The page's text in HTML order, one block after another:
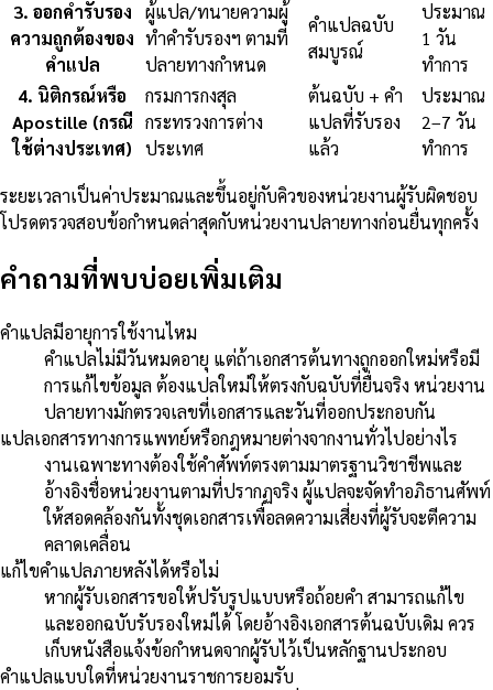
3. ออกคำรับรอง
ความถูกต้องของ
คำแปล
ผู้แปล/ทนายความผู้
ทำคำรับรองฯ ตามที่
ปลายทางกำหนด
คำแปลฉบับ
สมบูรณ์
ประมาณ
1 วัน
ทำการ
4. นิติกรณ์หรือ
Apostille (กรณี
ใช้ต่างประเทศ)
กรมการกงสุล
กระทรวงการต่าง
ประเทศ
ต้นฉบับ + คำ
แปลที่รับรอง
แล้ว
ประมาณ
2–7 วัน
ทำการ
ระยะเวลาเป็นค่าประมาณและขึ้นอยู่กับคิวของหน่วยงานผู้รับผิดชอบ
โปรดตรวจสอบข้อกำหนดล่าสุดกับหน่วยงานปลายทางก่อนยื่นทุกครั้ง
คำถามที่พบบ่อยเพิ่มเติม
คำแปลมีอายุการใช้งานไหม
คำแปลไม่มีวันหมดอายุ แต่ถ้าเอกสารต้นทางถูกออกใหม่หรือมี
การแก้ไขข้อมูล ต้องแปลใหม่ให้ตรงกับฉบับที่ยื่นจริง หน่วยงาน
ปลายทางมักตรวจเลขที่เอกสารและวันที่ออกประกอบกัน
แปลเอกสารทางการแพทย์หรือกฎหมายต่างจากงานทั่วไปอย่างไร
งานเฉพาะทางต้องใช้คำศัพท์ตรงตามมาตรฐานวิชาชีพและ
อ้างอิงชื่อหน่วยงานตามที่ปรากฏจริง ผู้แปลจะจัดทำอภิธานศัพท์
ให้สอดคล้องกันทั้งชุดเอกสารเพื่อลดความเสี่ยงที่ผู้รับจะตีความ
คลาดเคลื่อน
แก้ไขคำแปลภายหลังได้หรือไม่
หากผู้รับเอกสารขอให้ปรับรูปแบบหรือถ้อยคำ สามารถแก้ไข
และออกฉบับรับรองใหม่ได้ โดยอ้างอิงเอกสารต้นฉบับเดิม ควร
เก็บหนังสือแจ้งข้อกำหนดจากผู้รับไว้เป็นหลักฐานประกอบ
คำแปลแบบใดที่หน่วยงานราชการยอมรับ